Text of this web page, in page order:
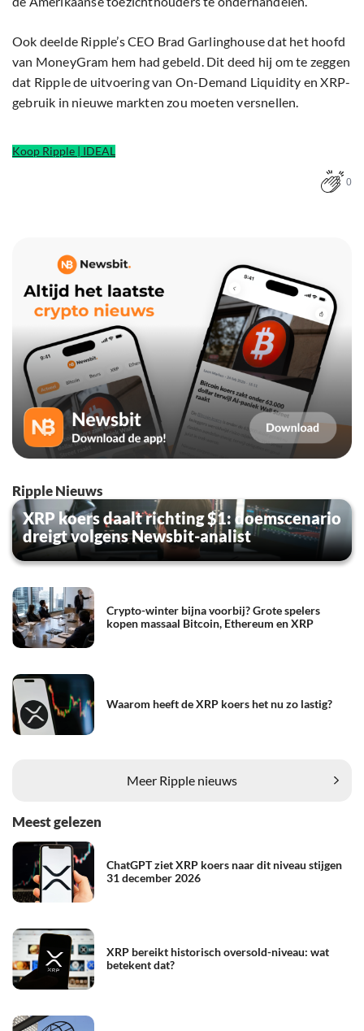
Ook deelde Ripple’s CEO Brad Garlinghouse dat het hoofd
van MoneyGram hem had gebeld. Dit deed hij om te zeggen
dat Ripple de uitvoering van On-Demand Liquidity en XRP-
gebruik in nieuwe markten zou moeten versnellen.
Koop Ripple | IDEAL
0
Ripple Nieuws
XRP koers daalt richting $1: doemscenario
dreigt volgens Newsbit-analist
Crypto-winter bijna voorbij? Grote spelers
kopen massaal Bitcoin, Ethereum en XRP
Waarom heeft de XRP koers het nu zo lastig?
Meer Ripple nieuws
Meest gelezen
ChatGPT ziet XRP koers naar dit niveau stijgen
31 december 2026
XRP bereikt historisch oversold-niveau: wat
betekent dat?